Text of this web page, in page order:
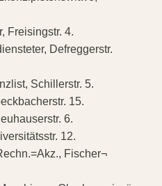
Freisingstr. 4.
Defreggerstr.
Schillerstr. 5.
15.
6.
12.
Fischer¬